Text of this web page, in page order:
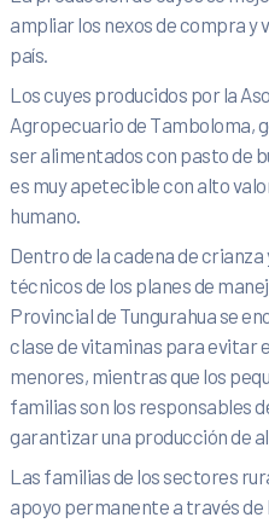
ampliar los nexos de compra y
país.
Los cuyes producidos por la
Agropecuario de Tamboloma,
ser alimentados con pasto de
es muy apetecible con alto
humano.
Dentro de la cadena de
técnicos de los planes de
Provincial de Tungurahua se
clase de vitaminas para evitar
menores, mientras que los
familias son los responsables
garantizar una producción de
Las familias de los sectores
apoyo permanente a través